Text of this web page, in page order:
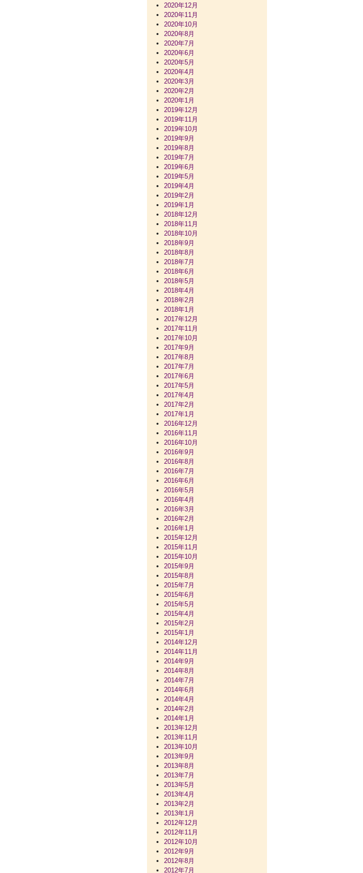
2020年12月
2020年11月
2020年10月
2020年8月
2020年7月
2020年6月
2020年5月
2020年4月
2020年3月
2020年2月
2020年1月
2019年12月
2019年11月
2019年10月
2019年9月
2019年8月
2019年7月
2019年6月
2019年5月
2019年4月
2019年2月
2019年1月
2018年12月
2018年11月
2018年10月
2018年9月
2018年8月
2018年7月
2018年6月
2018年5月
2018年4月
2018年2月
2018年1月
2017年12月
2017年11月
2017年10月
2017年9月
2017年8月
2017年7月
2017年6月
2017年5月
2017年4月
2017年2月
2017年1月
2016年12月
2016年11月
2016年10月
2016年9月
2016年8月
2016年7月
2016年6月
2016年5月
2016年4月
2016年3月
2016年2月
2016年1月
2015年12月
2015年11月
2015年10月
2015年9月
2015年8月
2015年7月
2015年6月
2015年5月
2015年4月
2015年2月
2015年1月
2014年12月
2014年11月
2014年9月
2014年8月
2014年7月
2014年6月
2014年4月
2014年2月
2014年1月
2013年12月
2013年11月
2013年10月
2013年9月
2013年8月
2013年7月
2013年5月
2013年4月
2013年2月
2013年1月
2012年12月
2012年11月
2012年10月
2012年9月
2012年8月
2012年7月